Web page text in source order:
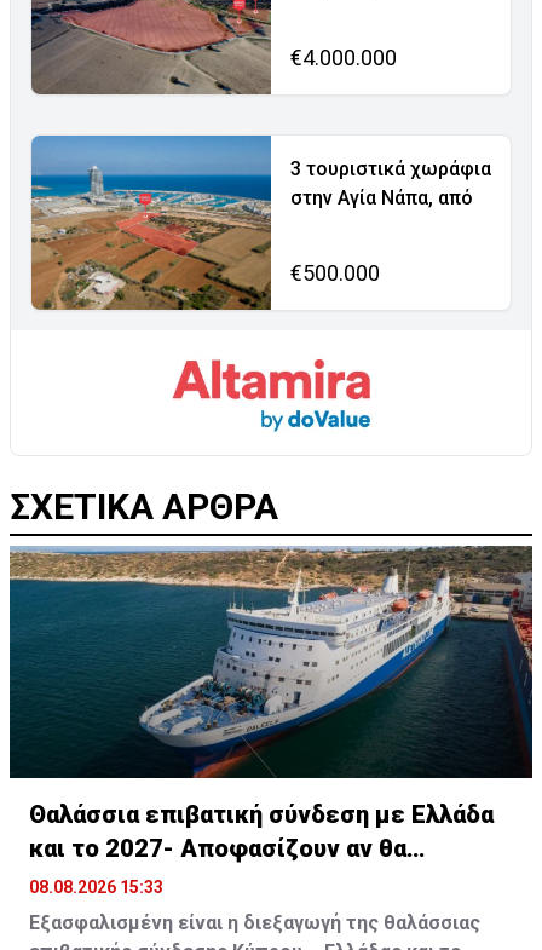
€4.000.000
3 τουριστικά χωράφια
στην Αγία Νάπα, από
€500.000
ΣΧΕΤΙΚΑ ΑΡΘΡΑ
Θαλάσσια επιβατική σύνδεση με Ελλάδα
και το 2027- Αποφασίζουν αν θα
συνεχίσει
08.08.2026 15:33
Εξασφαλισμένη είναι η διεξαγωγή της θαλάσσιας